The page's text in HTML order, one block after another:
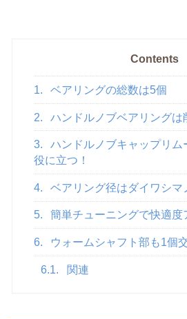
Contents
1. ベアリングの総数は5個
2. ハンドルノブベアリングは
3.
ハンドルノブキャップリム
役に立つ！
4. ベアリング径はダイワシマ
5. 簡単チューニングで快適度
6. ウォームシャフト部も1個
6.1. 関連